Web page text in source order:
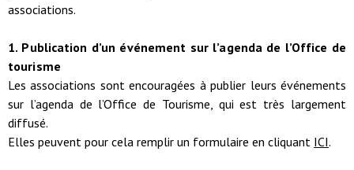
associations.
1. Publication d’un événement sur l’agenda de l’Office de
tourisme
Les associations sont encouragées à publier leurs événements
sur l’agenda de l’Office de Tourisme, qui est très largement
diffusé.
Elles peuvent pour cela remplir un formulaire en cliquant ICI.